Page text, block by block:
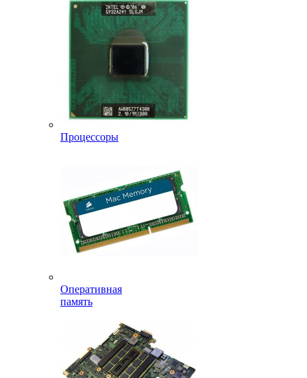
Процессоры
Оперативная
память